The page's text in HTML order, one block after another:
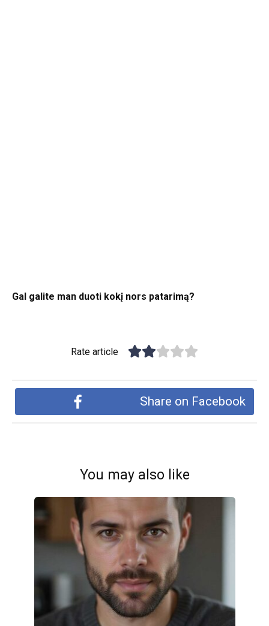
Gal galite man duoti kokį nors patarimą?
Rate article
Share on Facebook
You may also like